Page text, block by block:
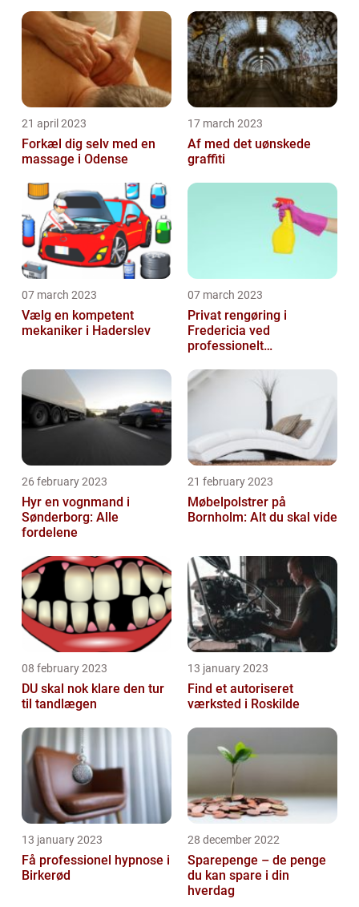
21 april 2023
Forkæl dig selv med en
massage i Odense
17 march 2023
Af med det uønskede
graffiti
07 march 2023
Vælg en kompetent
mekaniker i Haderslev
07 march 2023
Privat rengøring i
Fredericia ved
professionelt
26 february 2023
Hyr en vognmand i
Sønderborg: Alle
fordelene
21 february 2023
Møbelpolstrer på
Bornholm: Alt du skal vide
08 february 2023
DU skal nok klare den tur
til tandlægen
13 january 2023
Find et autoriseret
værksted i Roskilde
13 january 2023
Få professionel hypnose i
Birkerød
28 december 2022
Sparepenge – de penge
du kan spare i din
hverdag